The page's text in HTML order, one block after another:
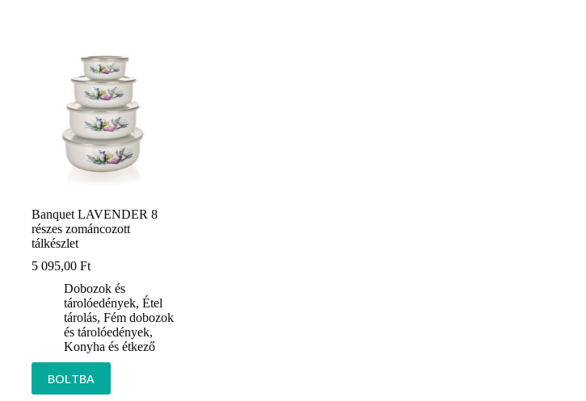
Banquet LAVENDER 8
részes zománcozott
tálkészlet
5 095,00Ft
Dobozok és
tárolóedények,Étel
tárolás,Fém dobozok
és tárolóedények,
Konyha és étkező
BOLTBA